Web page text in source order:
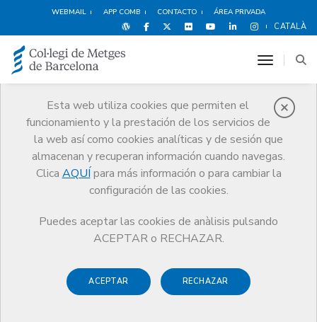
WEBMAIL APP COMB CONTACTO ÁREA PRIVADA
CATALÀ
Esta web utiliza cookies que permiten el
funcionamiento y la prestación de los servicios de
la web así como cookies analíticas y de sesión que
almacenan y recuperan información cuando navegas.
Clica AQUÍ para más información o para cambiar la
configuración de las cookies.
Puedes aceptar las cookies de anàlisis pulsando
ACEPTAR o RECHAZAR.
ACEPTAR RECHAZAR
toggle
Ventajas y
descuentos
Servicios Otros servicios Ventajas y descuentos
Vivienda
Residencias y Apartamentos Vanguard